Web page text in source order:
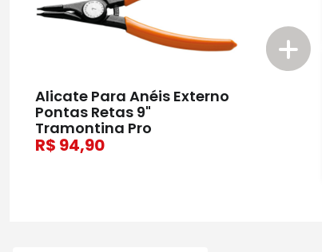
Alicate Para Anéis Externo
Pontas Retas 9"
Tramontina Pro
94,90